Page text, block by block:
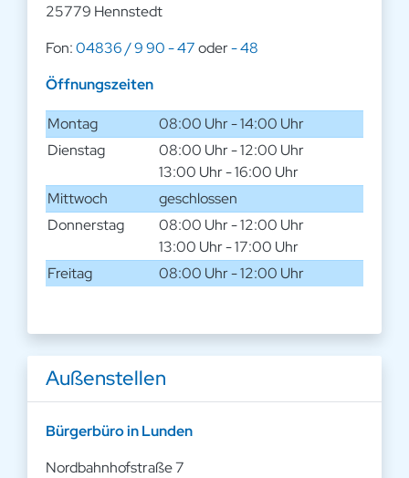
25779 Hennstedt
Fon:04836 / 9 90 - 47oder- 48
Öffnungszeiten
Montag
08:00 Uhr - 14:00 Uhr
Dienstag
08:00 Uhr - 12:00 Uhr
13:00 Uhr - 16:00 Uhr
Mittwoch
geschlossen
Donnerstag
08:00 Uhr - 12:00 Uhr
13:00 Uhr - 17:00 Uhr
Freitag
08:00 Uhr - 12:00 Uhr
Außenstellen
Bürgerbüro in Lunden
Nordbahnhofstraße 7